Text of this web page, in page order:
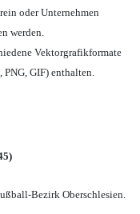
oder Unternehmen
werden.
Vektorgrafikformate
PNG, GIF) enthalten.
Bezirk Oberschlesien.